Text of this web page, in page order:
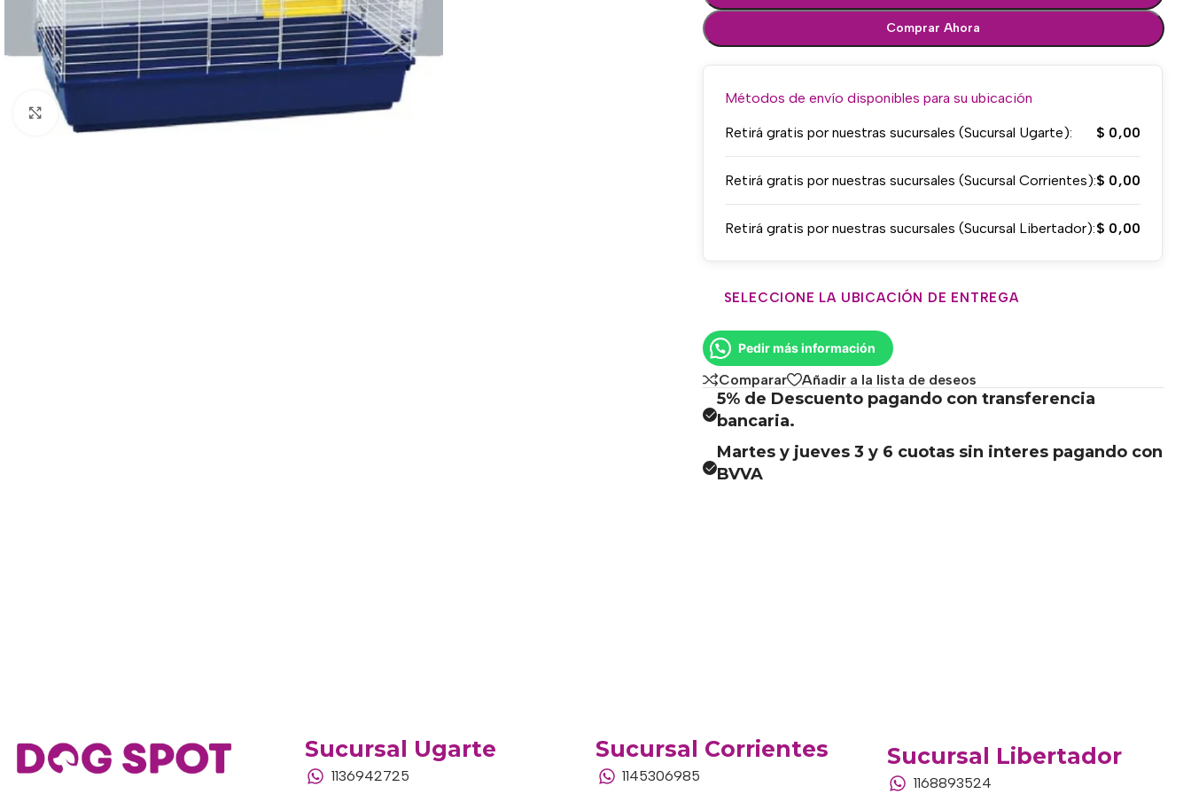
Haga clic para ampliar
Comprar Ahora
Métodos de envío disponibles para su ubicación
Retirá gratis por nuestras sucursales (Sucursal Ugarte): $ 0,00
Retirá gratis por nuestras sucursales (Sucursal Corrientes):$ 0,00
Retirá gratis por nuestras sucursales (Sucursal Libertador):$ 0,00
SELECCIONE LA UBICACIÓN DE ENTREGA
Pedir más información
Comparar Añadir a la lista de deseos
5% de Descuento pagando con transferencia
bancaria.
Martes y jueves 3 y 6 cuotas sin interes pagando con
BVVA
Sucursal Ugarte
1136942725
Sucursal Corrientes
1145306985
Sucursal Libertador
1168893524